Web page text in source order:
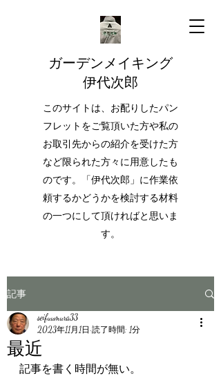
ガーデンメイキング
伊代次郎
このサイトは、お配りしたパン
フレットをご覧頂いた方や私の
お取引先からの紹介を受けた方
など限られた方々に用意したも
のです。「伊代次郎」に作業依
頼するかどうかを検討する材料
の一つにして頂ければと思いま
す。
記事
最近
seifuumura33
2023年11月1日 読了時間: 1分
記事を書く時間が無い。